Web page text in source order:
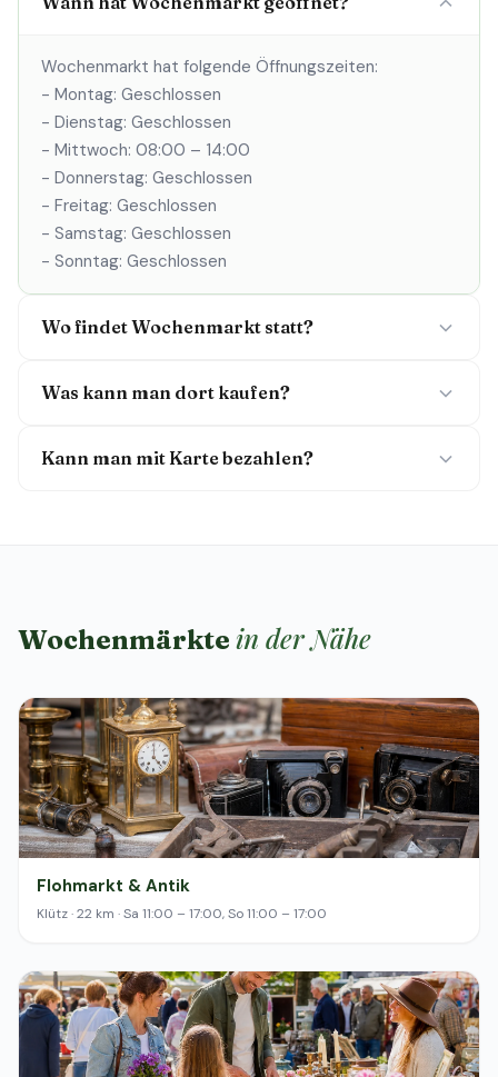
Wochenmarkt hat folgende Öffnungszeiten:
- Montag: Geschlossen
- Dienstag: Geschlossen
- Mittwoch: 08:00 – 14:00
- Donnerstag: Geschlossen
- Freitag: Geschlossen
- Samstag: Geschlossen
- Sonntag: Geschlossen
Wo findet Wochenmarkt statt?
Was kann man dort kaufen?
Kann man mit Karte bezahlen?
Wochenmärkte in der Nähe
Flohmarkt & Antik
Klütz · 22 km · Sa 11:00 – 17:00, So 11:00 – 17:00